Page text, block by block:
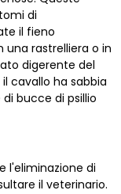
di
il fieno
rastrelliera o in
digerente del
cavallo ha sabbia
bucce di psillio
l'eliminazione di
il veterinario.